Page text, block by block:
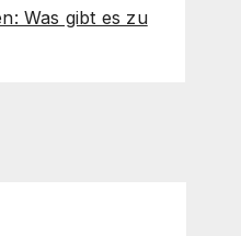
Was gibt es zu